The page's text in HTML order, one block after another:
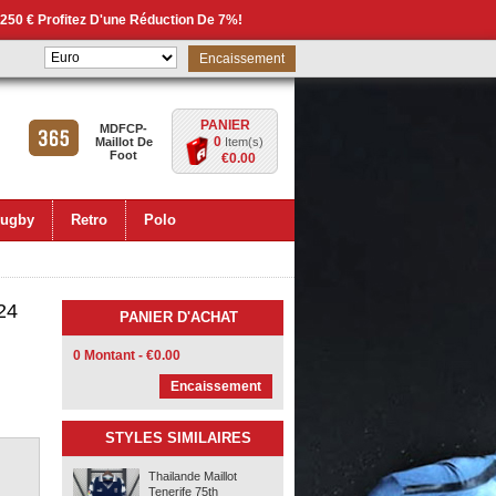
€ Profitez D'une Réduction De 7%!
Encaissement
PANIER
0 Item(s)
€0.00
MDFCP-
Maillot De
Foot
Retro Polo
PANIER D'ACHAT
0 Montant - €0.00
Encaissement
STYLES SIMILAIRES
Thailande Maillot
Tenerife 75th